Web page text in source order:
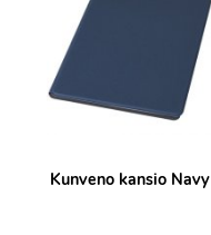
Kunveno kansio Navy